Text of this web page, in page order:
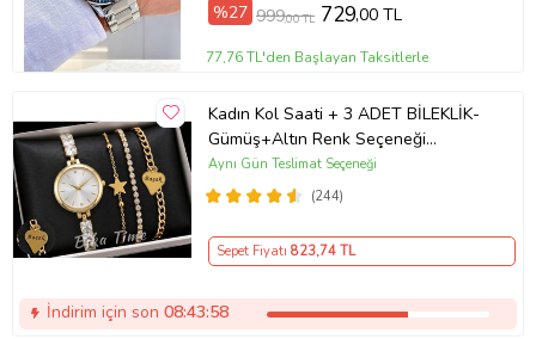
%27 999,00 TL 729,00 TL
77,76 TL'den Başlayan Taksitlerle
Kadın Kol Saati + 3 ADET BİLEKLİK-
Gümüş+Altın Renk Seçeneği
ayarlanabilir kordon Kadın Kol Saati
BİLEKLİK HEDİYE Altın Renk - Kız
(244)
Aynı Gün Teslimat Seçeneği
Sepet Fiyatı 823,74 TL
İndirim için son 08:43:58